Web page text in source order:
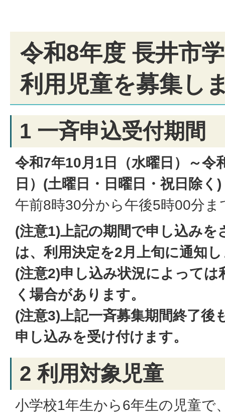
令和8年度 長井市
利用児童を募集し
1 一斉申込受付期間
令和7年10月1日（水曜日）～令
日）(土曜日・日曜日・祝日除く)
午前8時30分から午後5時00分ま
(注意1)上記の期間で申し込みを
は、利用決定を2月上旬に通知
(注意2)申し込み状況によって
く場合があります。
(注意3)上記一斉募集期間終了後
申し込みを受け付けます。
2 利用対象児童
小学校1年生から6年生の児童で